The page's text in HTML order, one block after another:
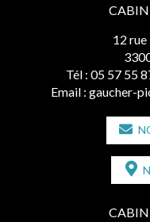
12
Tél : 05 57 55
Email : gaucher-